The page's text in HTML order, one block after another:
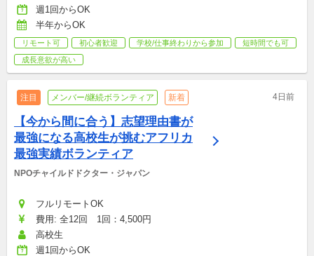
週1回からOK
半年からOK
リモート可 初心者歓迎 学校/仕事終わりから参加
短時間でも可
成長意欲が高い
注目 メンバー/継続ボランティア 新着 4日前
【今から間に合う】志望理由書が
最強になる高校生が挑むアフリカ
最強実績ボランティア
NPOチャイルドドクター・ジャパン
フルリモートOK
費用: 全12回　1回：4,500円
高校生
週1回からOK